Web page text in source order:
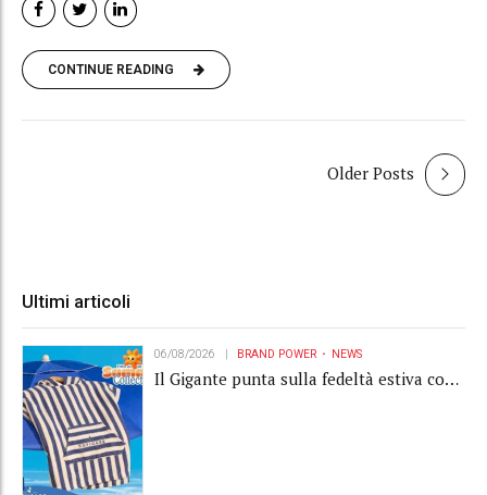
CONTINUE READING
Older Posts
Ultimi articoli
06/08/2026 BRAND POWER NEWS
Il Gigante punta sulla fedeltà estiva con